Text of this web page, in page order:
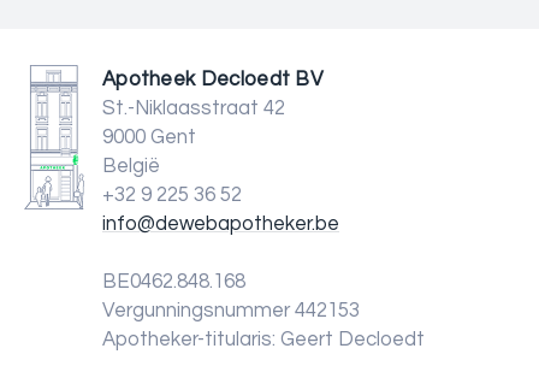
Apotheek Decloedt BV
St.-Niklaasstraat 42
9000 Gent
België
+32 9 225 36 52
info@dewebapotheker.be
BE0462.848.168
Vergunningsnummer 442153
Apotheker-titularis: Geert Decloedt